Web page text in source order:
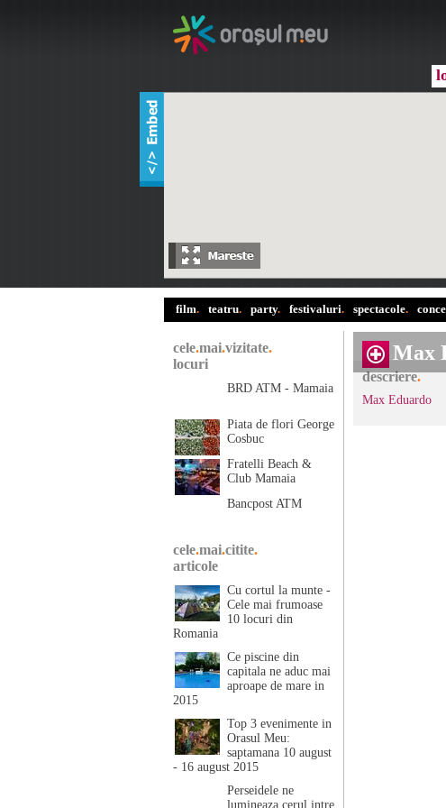
film. teatru. party. festivaluri. spectacole.
Max
descriere.
Max Eduardo
cele.mai.vizitate.
locuri
BRD ATM - Mamaia
Piata de flori George
Cosbuc
Fratelli Beach &
Club Mamaia
Bancpost ATM
cele.mai.citite.
articole
Cu cortul la munte -
Cele mai frumoase
10 locuri din
Romania
Ce piscine din
capitala ne aduc mai
aproape de mare in
2015
Top 3 evenimente in
Orasul Meu:
saptamana 10 august
- 16 august 2015
Perseidele ne
lumineaza cerul intre